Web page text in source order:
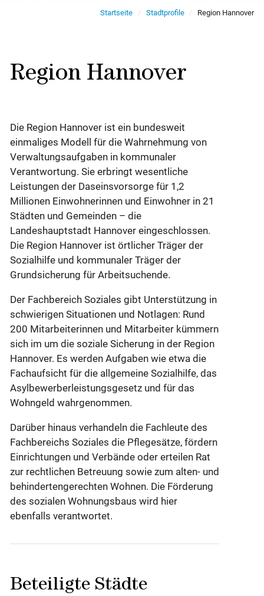
Startseite Stadtprofile Region Hannover
Region Hannover
Die Region Hannover ist ein bundesweit
einmaliges Modell für die Wahrnehmung von
Verwaltungsaufgaben in kommunaler
Verantwortung. Sie erbringt wesentliche
Leistungen der Daseinsvorsorge für 1,2
Millionen Einwohnerinnen und Einwohner in 21
Städten und Gemeinden – die
Landeshauptstadt Hannover eingeschlossen.
Die Region Hannover ist örtlicher Träger der
Sozialhilfe und kommunaler Träger der
Grundsicherung für Arbeitsuchende.
Der Fachbereich Soziales gibt Unterstützung in
schwierigen Situationen und Notlagen: Rund
200 Mitarbeiterinnen und Mitarbeiter kümmern
sich im um die soziale Sicherung in der Region
Hannover. Es werden Aufgaben wie etwa die
Fachaufsicht für die allgemeine Sozialhilfe, das
Asylbewerberleistungsgesetz und für das
Wohngeld wahrgenommen.
Darüber hinaus verhandeln die Fachleute des
Fachbereichs Soziales die Pflegesätze, fördern
Einrichtungen und Verbände oder erteilen Rat
zur rechtlichen Betreuung sowie zum alten- und
behindertengerechten Wohnen. Die Förderung
des sozialen Wohnungsbaus wird hier
ebenfalls verantwortet.
Beteiligte Städte